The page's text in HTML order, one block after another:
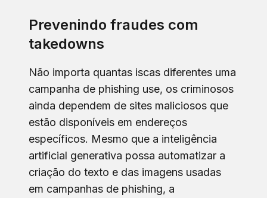
Prevenindo fraudes com
takedowns
Não importa quantas iscas diferentes uma
campanha de phishing use, os criminosos
ainda dependem de sites maliciosos que
estão disponíveis em endereços
específicos. Mesmo que a inteligência
artificial generativa possa automatizar a
criação do texto e das imagens usadas
em campanhas de phishing, a